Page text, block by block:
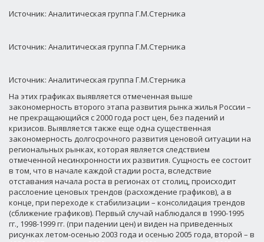
Источник: Аналитическая группа Г.М.Стерника
Источник: Аналитическая группа Г.М.Стерника
Источник: Аналитическая группа Г.М.Стерника
На этих графиках выявляется отмеченная выше
закономерность второго этапа развития рынка жилья России –
не прекращающийся с 2000 года рост цен, без падений и
кризисов. Выявляется также еще одна существенная
закономерность долгосрочного развития ценовой ситуации на
региональных рынках, которая является следствием
отмеченной несинхронности их развития. Сущность ее состоит
в том, что в начале каждой стадии роста, вследствие
отставания начала роста в регионах от столиц, происходит
расслоение ценовых трендов (расхождение графиков), а в
конце, при переходе к стабилизации – консолидация трендов
(сближение графиков). Первый случай наблюдался в 1990-1995
гг., 1998-1999 гг. (при падении цен) и виден на приведенных
рисунках летом-осенью 2003 года и осенью 2005 года, второй – в